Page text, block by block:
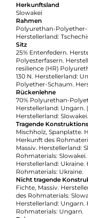
Herkunftsland
Slowakei
Rahmen
Polyurethan-Polyether-
Herstellerland:
Sitz
25% Entenfedern.
Polyesterfasern.
resilience (HR)
130 N. Herstellerland:
Polyether-Schaum.
Rückenlehne
70% Polyurethan-
Herstellerland: Ungarn.
Herstellerland: Slowakei.
Tragende
Mischholz, Spanplatte.
Herkunft des
Massiv. Herstellerland:
Rohmaterials:
Herstellerland: Ukraine.
Rohmaterials: Ukraine.
Nicht tragende
Fichte, Massiv.
des Rohmaterials:
Herstellerland: Ungarn.
Rohmaterials: Ungarn.